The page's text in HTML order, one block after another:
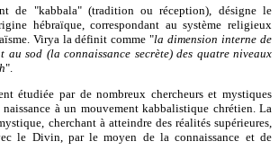
de "kabbala" (tradition ou réception), désigne le
hébraïque, correspondant au système religieux
Virya la définit comme "la dimension interne de
au sod (la connaissance secrète) des quatre niveaux
".
étudiée par de nombreux chercheurs et mystiques
à un mouvement kabbalistique chrétien. La
cherchant à atteindre des réalités supérieures,
le Divin, par le moyen de la connaissance et de